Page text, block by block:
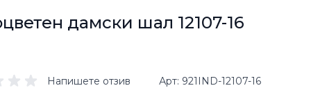
дамски шал 12107-16
Напишете отзив Арт 921IND-12107-16